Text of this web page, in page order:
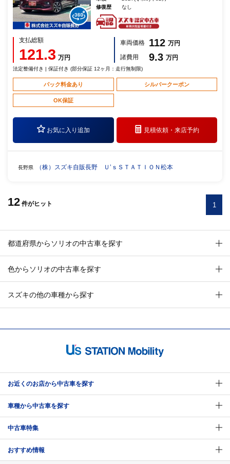
修復歴
なし
支払総額
121.3 万円
車両価格 112 万円
諸費用
9.3 万円
法定整備付き | 保証付き (部分保証 12ヶ月：走行無制限)
パック料金あり シルバークーポン
OK保証
お気に入り追加 見積依頼・来店予約
長野県 （株）スズキ自販長野 Ｕ’ｓＳＴＡＴＩＯＮ松本
12 件がヒット 1
都道府県からソリオの中古車を探す
色からソリオの中古車を探す
スズキの他の車種から探す
お近くのお店から中古車を探す
車種から中古車を探す
中古車特集
おすすめ情報